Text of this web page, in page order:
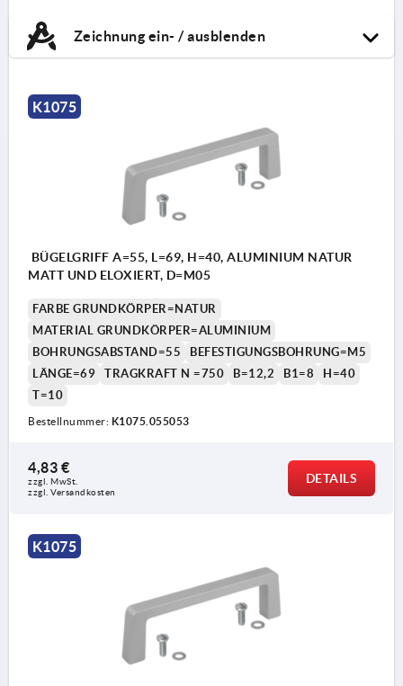
Zeichnung ein- / ausblenden
K1075
BÜGELGRIFF A=55, L=69, H=40, ALUMINIUM NATUR
MATT UND ELOXIERT, D=M05
FARBE GRUNDKÖRPER=NATUR
MATERIAL GRUNDKÖRPER=ALUMINIUM
BOHRUNGSABSTAND=55
BEFESTIGUNGSBOHRUNG=M5
LÄNGE=69
TRAGKRAFT N =750 B=12,2 B1=8
H=40
T=10
Bestellnummer: K1075.055053
4,83 €
zzgl. MwSt.
zzgl. Versandkosten
DETAILS
K1075